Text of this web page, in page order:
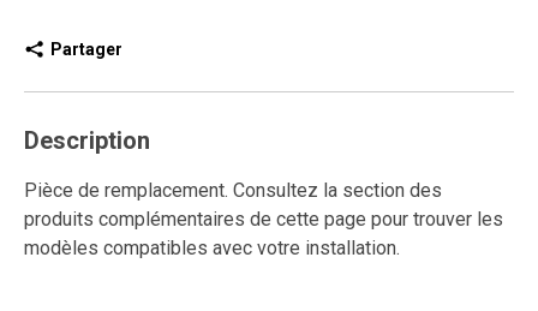
Partager
Description
Pièce de remplacement. Consultez la section des
produits complémentaires de cette page pour trouver les
modèles compatibles avec votre installation.